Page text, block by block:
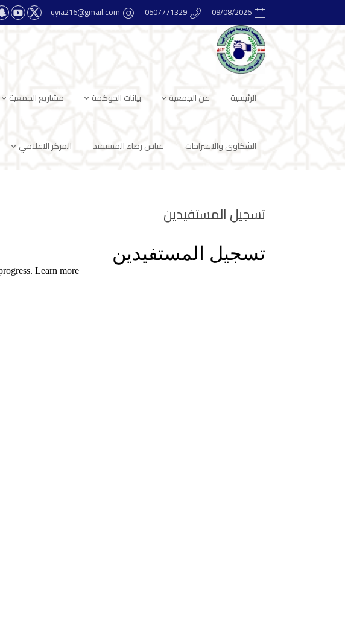
09/08/2026
0507771329
qyia216@gmail.com
الرئيسية عن الجمعية بيانات الحوكمة مشاريع الجمعية
الشكاوى والاقتراحات قياس رضاء المستفيد المركز الاعلامي
تسجيل المستفيدين